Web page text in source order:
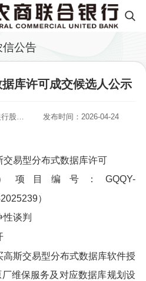
信公告
库许可成交候选人公示
发布时间：2026-04-24
交易型分布式数据库许可
项目编号：GQQY-
）
性谈判
高斯交易型分布式数据库软件授
维保服务及对应数据库规划设